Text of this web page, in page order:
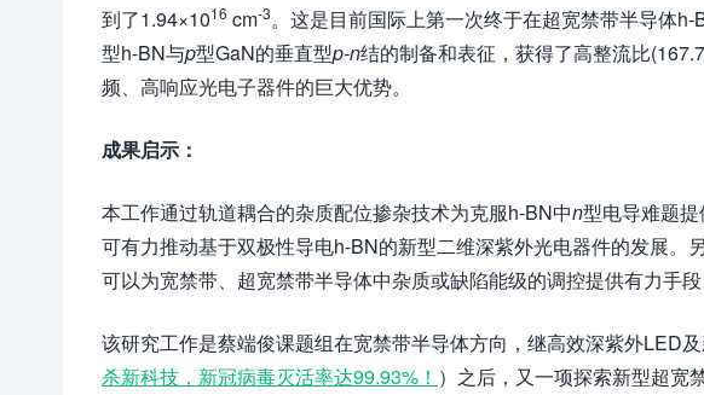
到了1.94×1016 cm-3。这是目前国际上第一次终于在超宽禁带半导体h-
型h-BN与p型GaN的垂直型p-n结的制备和表征，获得了高整流比
频、高响应光电子器件的巨大优势。
成果启示：
本工作通过轨道耦合的杂质配位掺杂技术为克服h-BN中n型电导难题
可有力推动基于双极性导电h-BN的新型二维深紫外光电器件的发展。
可以为宽禁带、超宽禁带半导体中杂质或缺陷能级的调控提供有力手
该研究工作是蔡端俊课题组在宽禁带半导体方向，继高效深紫外LED
杀新科技，新冠病毒灭活率达99.93%！ ）之后，又一项探索新型超宽